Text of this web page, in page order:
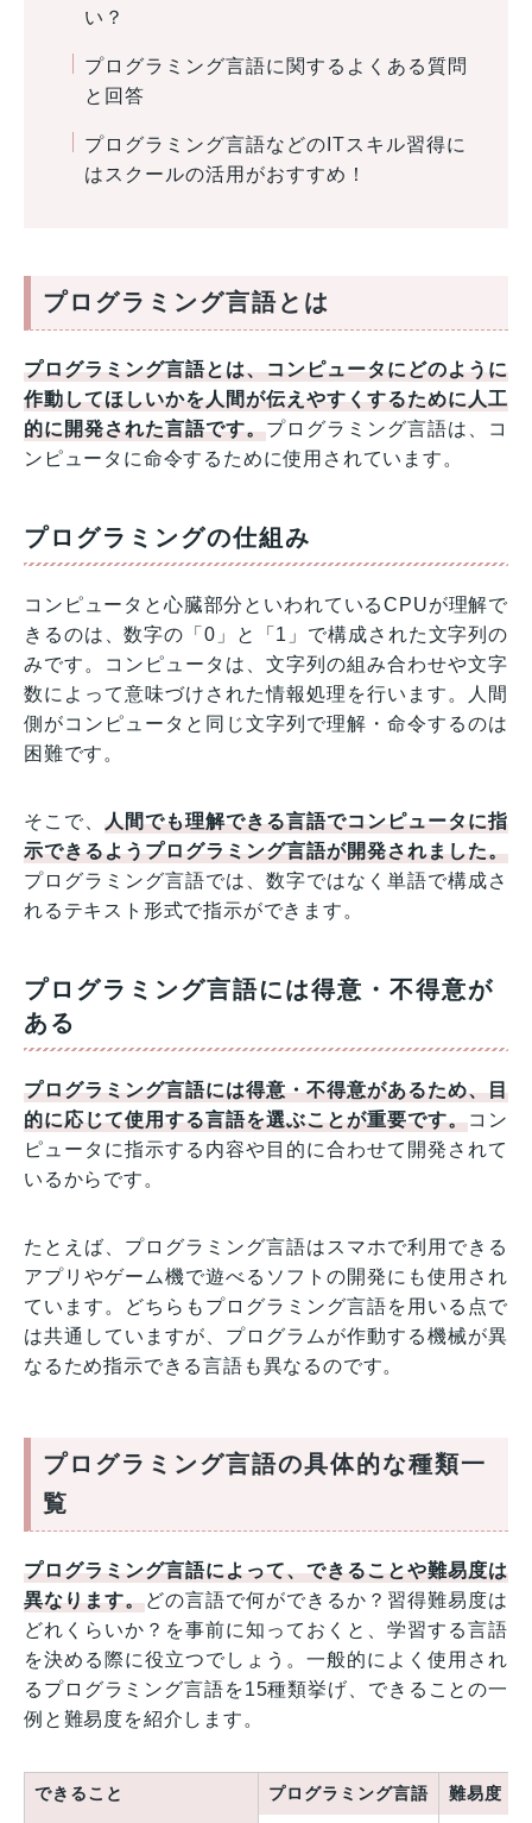
い？
プログラミング言語に関するよくある質問
と回答
プログラミング言語などのITスキル習得に
はスクールの活用がおすすめ！
プログラミング言語とは
プログラミング言語とは、コンピュータにどのように
作動してほしいかを人間が伝えやすくするために人工
的に開発された言語です。プログラミング言語は、コ
ンピュータに命令するために使用されています。
プログラミングの仕組み
コンピュータと心臓部分といわれているCPUが理解で
きるのは、数字の「0」と「1」で構成された文字列の
みです。コンピュータは、文字列の組み合わせや文字
数によって意味づけされた情報処理を行います。人間
側がコンピュータと同じ文字列で理解・命令するのは
困難です。
そこで、人間でも理解できる言語でコンピュータに指
示できるようプログラミング言語が開発されました。
プログラミング言語では、数字ではなく単語で構成さ
れるテキスト形式で指示ができます。
プログラミング言語には得意・不得意が
ある
プログラミング言語には得意・不得意があるため、目
的に応じて使用する言語を選ぶことが重要です。コン
ピュータに指示する内容や目的に合わせて開発されて
いるからです。
たとえば、プログラミング言語はスマホで利用できる
アプリやゲーム機で遊べるソフトの開発にも使用され
ています。どちらもプログラミング言語を用いる点で
は共通していますが、プログラムが作動する機械が異
なるため指示できる言語も異なるのです。
プログラミング言語の具体的な種類一
覧
プログラミング言語によって、できることや難易度は
異なります。どの言語で何ができるか？習得難易度は
どれくらいか？を事前に知っておくと、学習する言語
を決める際に役立つでしょう。一般的によく使用され
るプログラミング言語を15種類挙げ、できることの一
例と難易度を紹介します。
できること プログラミング言語 難易度